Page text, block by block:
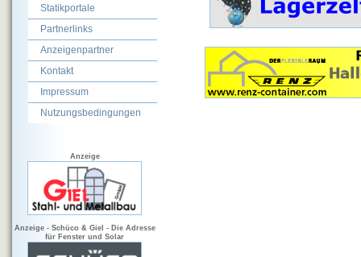
Statikportale
Partnerlinks
Anzeigenpartner
Kontakt
Impressum
Nutzungsbedingungen
Anzeige
Anzeige - Schüco & Giel - Die Adresse
für Fenster und Solar